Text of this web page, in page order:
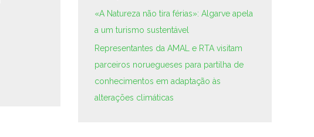
«A Natureza não tira férias»: Algarve apela
a um turismo sustentável
Representantes da AMAL e RTA visitam
parceiros noruegueses para partilha de
conhecimentos em adaptação às
alterações climáticas